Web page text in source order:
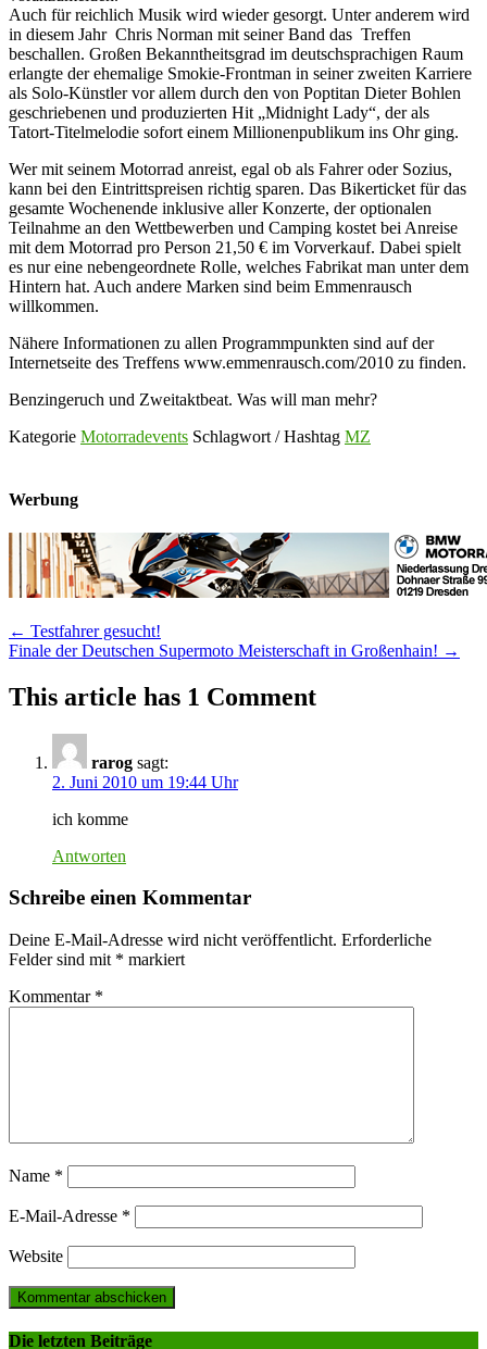
Auch für reichlich Musik wird wieder gesorgt. Unter anderem wird
in diesem Jahr Chris Norman mit seiner Band das Treffen
beschallen. Großen Bekanntheitsgrad im deutschsprachigen Raum
erlangte der ehemalige Smokie-Frontman in seiner zweiten Karriere
als Solo-Künstler vor allem durch den von Poptitan Dieter Bohlen
geschriebenen und produzierten Hit „Midnight Lady“, der als
Tatort-Titelmelodie sofort einem Millionenpublikum ins Ohr ging.
Wer mit seinem Motorrad anreist, egal ob als Fahrer oder Sozius,
kann bei den Eintrittspreisen richtig sparen. Das Bikerticket für das
gesamte Wochenende inklusive aller Konzerte, der optionalen
Teilnahme an den Wettbewerben und Camping kostet bei Anreise
mit dem Motorrad pro Person 21,50 € im Vorverkauf. Dabei spielt
es nur eine nebengeordnete Rolle, welches Fabrikat man unter dem
Hintern hat. Auch andere Marken sind beim Emmenrausch
willkommen.
Nähere Informationen zu allen Programmpunkten sind auf der
Internetseite des Treffens www.emmenrausch.com/2010 zu finden.
Benzingeruch und Zweitaktbeat. Was will man mehr?
Kategorie Motorradevents Schlagwort / Hashtag MZ
Werbung
Post
navigation
← Testfahrer gesucht!
Finale der Deutschen Supermoto Meisterschaft in Großenhain! →
This article has 1 Comment
rarog sagt:
2. Juni 2010 um 19:44 Uhr
ich komme
Antworten
Schreibe einen Kommentar
Deine E-Mail-Adresse wird nicht veröffentlicht. Erforderliche
Felder sind mit * markiert
Kommentar *
Name *
E-Mail-Adresse *
Website
Die letzten Beiträge